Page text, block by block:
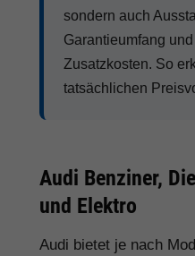
sondern auch
Garantieumfang
Zusatzkosten. So
tatsächlichen
Audi Benziner,
und Elektro
Audi bietet je nach